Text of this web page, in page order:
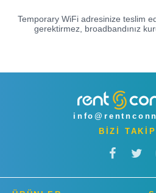
Temporary WiFi adresinize teslim
gerektirmez, broadbandınız
BİZİ